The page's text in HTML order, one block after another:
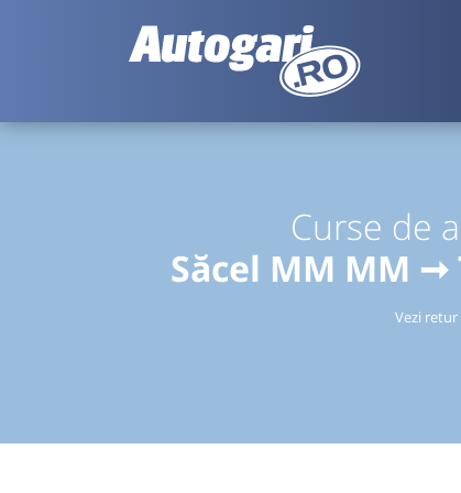
Curse de
Săcel MM MM
Vezi retur